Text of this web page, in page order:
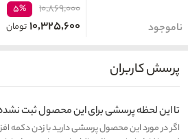
ناموجود
۱۰,۸۶۹,۰۰۰ ۵%
۱۰,۳۲۵,۶۰۰تومان
پرسش کاربران
تا این لحظه پرسشی برای این محصول ثبت
اگر در مورد این محصول پرسشی دارید با زدن دکمه